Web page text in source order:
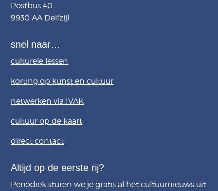
Postbus 40
9930 AA Delfzijl
snel naar…
culturele lessen
korting op kunst en cultuur
netwerken via IVAK
cultuur op de kaart
direct contact
Altijd op de eerste rij?
Periodiek sturen we je gratis al het cultuurnieuws uit